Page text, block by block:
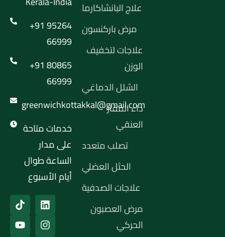
علاج البانشاكارما
مرض باركنسون
علاجات لتخفيف
الوزن
الشلل الدماغي
داء الفقار
العنقي
تصلب متعدد
الحثل العضلي
علاجات الصدفية
مرض العصبون
الحركي
+91 95264
66999
+91 80865
66999
greenwichkottakkal@gmail.com
خدمات متاحة
على مدار
الساعة طوال
أيام الأسبوع